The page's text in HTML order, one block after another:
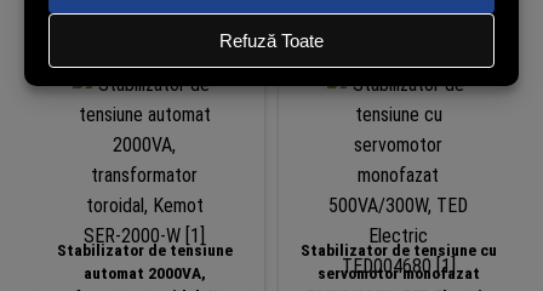
Stabilizator de tensiune
automat 2000VA,
Stabilizator de tensiune cu
servomotor monofazat